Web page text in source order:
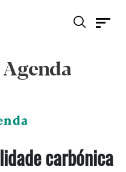
carbónica